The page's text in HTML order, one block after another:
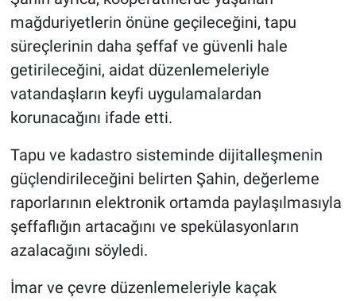
mağduriyetlerin önüne geçileceğini, tapu
süreçlerinin daha şeffaf ve güvenli hale
getirileceğini, aidat düzenlemeleriyle
vatandaşların keyfi uygulamalardan
korunacağını ifade etti.
Tapu ve kadastro sisteminde dijitalleşmenin
güçlendirileceğini belirten Şahin, değerleme
raporlarının elektronik ortamda paylaşılmasıyla
şeffaflığın artacağını ve spekülasyonların
azalacağını söyledi.
İmar ve çevre düzenlemeleriyle kaçak